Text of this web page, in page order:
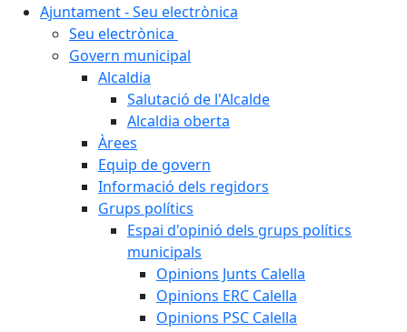
Ajuntament - Seu electrònica
Seu electrònica
Govern municipal
Alcaldia
Salutació de l'Alcalde
Alcaldia oberta
Àrees
Equip de govern
Informació dels regidors
Grups polítics
Espai d'opinió dels grups polítics
municipals
Opinions Junts Calella
Opinions ERC Calella
Opinions PSC Calella